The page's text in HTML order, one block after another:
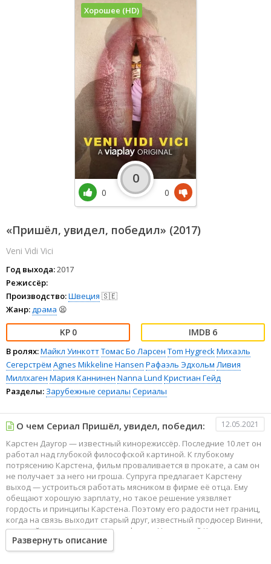
«Пришёл, увидел, победил» (2017)
Veni Vidi Vici
Год выхода:2017
Режиссёр:
Производство:Швеция 🇸🇪
Жанр:драма 😫
0 6
В ролях:Майкл УинкоттТомас Бо Ларсен Tom HygreckМихаэль
Сегерстрём Agnes Mikkeline Hansen Рафаэль Эдхольм Ливия
Миллхаген Мария Каннинен Nanna Lund Кристиан Гейд
Разделы: Зарубежные сериалы Сериалы
Хорошее (HD)
0
0
0
О чем Сериал Пришёл, увидел, победил: 12.05.2021
Карстен Даугор — известный кинорежиссёр. Последние 10 лет он
работал над глубокой философской картиной. К глубокому
потрясению Карстена, фильм проваливается в прокате, а сам он
не получает за него ни гроша. Супруга предлагает Карстену
выход — устроиться работать мясником в фирме её отца. Ему
обещают хорошую зарплату, но такое решение уязвляет
гордость и принципы Карстена. Поэтому его радости нет границ,
когда на связь выходит старый друг, известный продюсер Винни,
который предлагает ему снять фильм. Но настрой Карстена резко
меняется, когда он узнаёт, что жанр, в котором им предстоит
работать, — порно.
Развернуть описание